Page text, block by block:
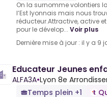
On la surnomme volontiers
l’Est lyonnais mais nous
réducteur.Attractive, active
pour le dévelop... Voir plus
Dernière mise à jour : il y a 9
Educateur Jeunes
ALFA3A•Lyon 8e
Temps plein +1